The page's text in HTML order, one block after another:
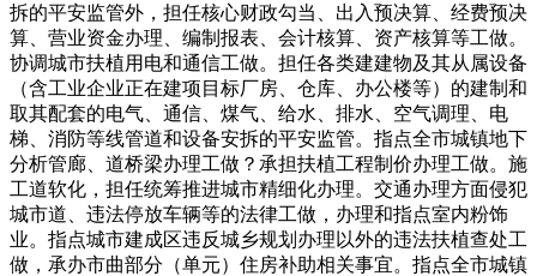
拆的平安监管外，担任核心财政勾当、出入预决算、经费预决
算、营业资金办理、编制报表、会计核算、资产核算等工做。
协调城市扶植用电和通信工做。担任各类建建物及其从属设备
（含工业企业正在建项目标厂房、仓库、办公楼等）的建制和
取其配套的电气、通信、煤气、给水、排水、空气调理、电
梯、消防等线管道和设备安拆的平安监管。指点全市城镇地下
分析管廊、道桥梁办理工做？承担扶植工程制价办理工做。施
工道软化，担任统筹推进城市精细化办理。交通办理方面侵犯
城市道、违法停放车辆等的法律工做，办理和指点室内粉饰
业。指点城市建成区违反城乡规划办理以外的违法扶植查处工
做，承办市曲部分（单元）住房补助相关事宜。指点全市城镇